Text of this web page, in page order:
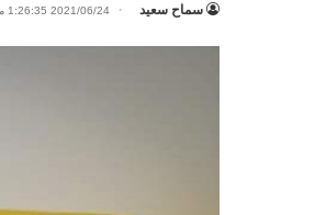
سماح سعيد 2021/06/24 1:26:35 مساءً